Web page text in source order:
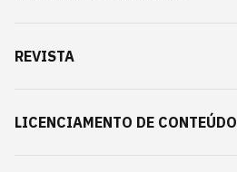
REVISTA
LICENCIAMENTO DE CONTEÚDO